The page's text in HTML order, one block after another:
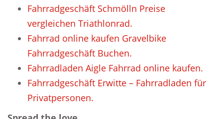
Fahrradgeschäft Schmölln Preise
vergleichen Triathlonrad.
Fahrrad online kaufen Gravelbike
Fahrradgeschäft Buchen.
Fahrradladen Aigle Fahrrad online kaufen.
Fahrradgeschäft Erwitte – Fahrradladen für
Privatpersonen.